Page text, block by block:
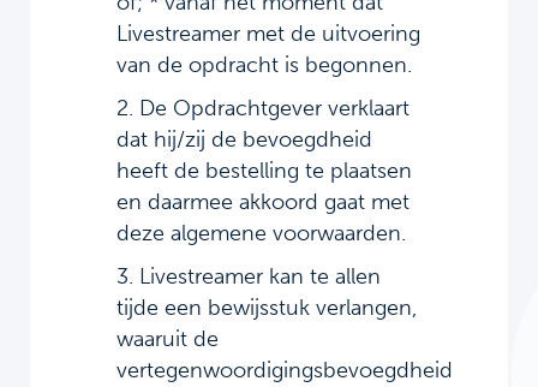
Livestreamer met de uitvoering
van de opdracht is begonnen.
2. De Opdrachtgever verklaart
dat hij/zij de bevoegdheid
heeft de bestelling te plaatsen
en daarmee akkoord gaat met
deze algemene voorwaarden.
3. Livestreamer kan te allen
tijde een bewijsstuk verlangen,
waaruit de
vertegenwoordigingsbevoegdheid